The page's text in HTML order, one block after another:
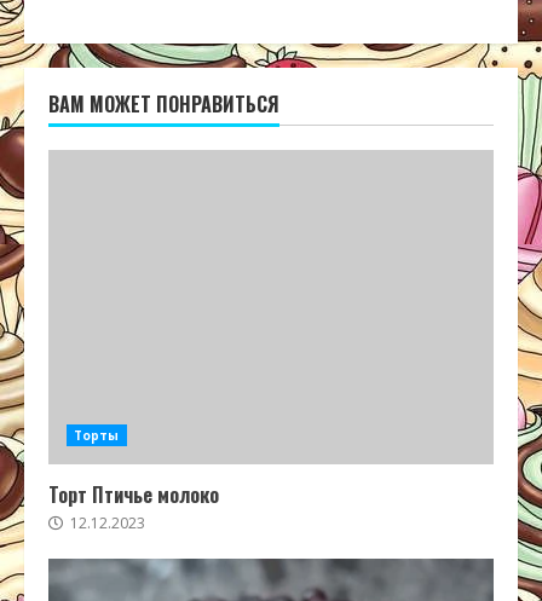
ВАМ МОЖЕТ ПОНРАВИТЬСЯ
Торты
Торт Птичье молоко
12.12.2023